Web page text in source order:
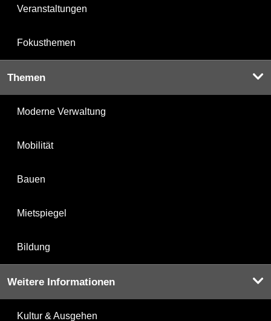
Veranstaltungen
Fokusthemen
Themen
Moderne Verwaltung
Mobilität
Bauen
Mietspiegel
Bildung
Weitere Informationen
Kultur & Ausgehen